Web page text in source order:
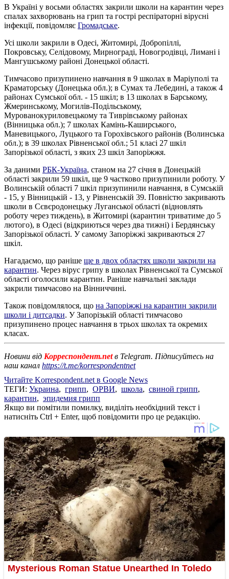
В Україні у восьми областях закрили школи на карантин через
спалах захворювань на грип та гострі респіраторні вірусні
інфекції, повідомляє Громадське.
Усі школи закрили в Одесі, Житомирі, Добропіллі,
Покровську, Селідовому, Мирнограді, Новогродівці, Лимані і
Мангушському районі Донецької області.
Тимчасово призупинено навчання в 9 школах в Маріуполі та
Краматорську (Донецька обл.); в Сумах та Лебедині, а також 4
районах Сумської обл. - 15 шкіл; в 13 школах в Барському,
Жмеринському, Могилів-Подільському,
Мурованокуриловецькому та Тиврівському районах
(Вінницька обл.); 7 школах Камінь-Каширського,
Маневицького, Луцького та Горохівського районів (Волинська
обл.); в 39 школах Рівненської обл.; 51 класі 27 шкіл
Запорізької області, з яких 23 шкіл Запоріжжя.
За даними РБК-Україна, станом на 27 січня в Донецькій
області закрили 59 шкіл, ще 9 частково призупинили роботу. У
Волинській області 7 шкіл призупинили навчання, в Сумській
- 15, у Вінницькій - 13, у Рівненській 39. Повністю закривають
школи в Сєвєродонецьку Луганської області (відновлять
роботу через тиждень), в Житомирі (карантин триватиме до 5
лютого), в Одесі (відкриються через два тижні) і Бердянську
Запорізької області. У самому Запоріжжі закриваються 27
шкіл.
Нагадаємо, що раніше ще в двох областях школи закрили на
карантин. Через вірус грипу в школах Рівненської та Сумської
області оголосили карантин. Раніше навчальні заклади
закрили тимчасово на Вінниччині.
Також повідомлялося, що на Запоріжжі на карантин закрили
школи і дитсадки. У Запорізькій області тимчасово
призупинено процес навчання в трьох школах та окремих
класах.
Новини від Корреспондент.netв Telegram. Підписуйтесь на
наш канал https://t.me/korrespondentnet
Читайте Korrespondent.net в Google News
ТЕГИ: Украина, грипп, ОРВИ, школа, свиной грипп,
карантин, эпидемия грипп
Якщо ви помітили помилку, виділіть необхідний текст і
натисніть Ctrl + Enter, щоб повідомити про це редакцію.